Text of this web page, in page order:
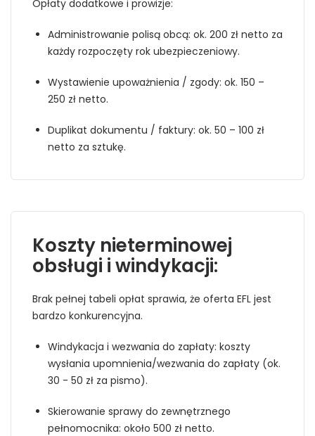
Opłaty dodatkowe i prowizje:
Administrowanie polisą obcą: ok. 200 zł netto za
każdy rozpoczęty rok ubezpieczeniowy.
Wystawienie upoważnienia / zgody: ok. 150 –
250 zł netto.
Duplikat dokumentu / faktury: ok. 50 – 100 zł
netto za sztukę.
Koszty nieterminowej
obsługi i windykacji:
Brak pełnej tabeli opłat sprawia, że oferta EFL jest
bardzo konkurencyjna.
Windykacja i wezwania do zapłaty: koszty
wysłania upomnienia/wezwania do zapłaty (ok.
30 - 50 zł za pismo).
Skierowanie sprawy do zewnętrznego
pełnomocnika: około 500 zł netto.